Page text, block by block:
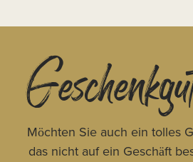
Möchten Sie auch ein tolles
das nicht auf ein Geschäft